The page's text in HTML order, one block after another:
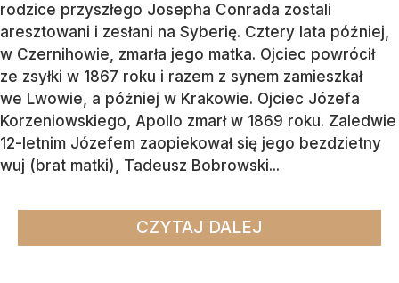
rodzice przyszłego Josepha Conrada zostali
aresztowani i zesłani na Syberię. Cztery lata później,
w Czernihowie, zmarła jego matka. Ojciec powrócił
ze zsyłki w 1867 roku i razem z synem zamieszkał
we Lwowie, a później w Krakowie. Ojciec Józefa
Korzeniowskiego, Apollo zmarł w 1869 roku. Zaledwie
12-letnim Józefem zaopiekował się jego bezdzietny
wuj (brat matki), Tadeusz Bobrowski...
CZYTAJ DALEJ